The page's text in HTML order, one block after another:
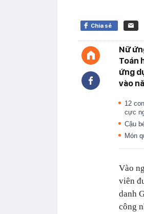
Chia sẻ
Nữ
Toán
ứng
vào
12
cực
Cậu
Món
Vào
viên
danh
công